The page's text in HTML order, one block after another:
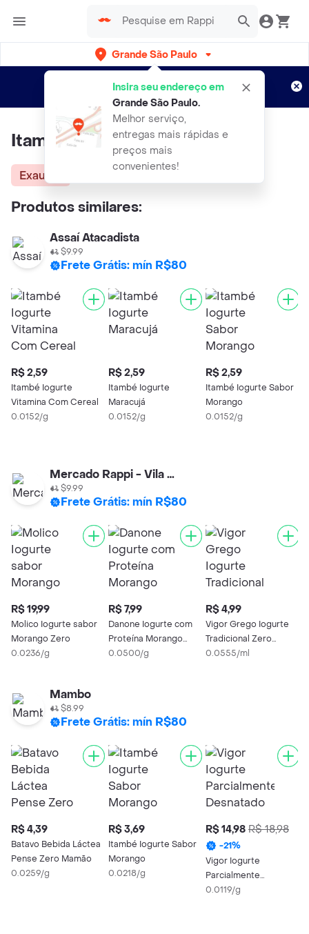
Grande São Paulo
Insira seu endereço em
Grande São Paulo.
Melhor serviço,
entregas mais rápidas e
preços mais
convenientes!
Entregas grátis por 15 dias!
Aplicam T&C
Itambé Iogurte Fit de Morango
Exausta
Produtos similares:
Assaí Atacadista
$9.99
Frete Grátis: mín R$80
R$ 2,59
Itambé Iogurte
Vitamina Com Cereal
0.0152/g
R$ 2,59
Itambé Iogurte
Maracujá
0.0152/g
R$ 2,59
Itambé Iogurte Sabor
Morango
0.0152/g
Mercado Rappi - Vila Olimpia
$9.99
Frete Grátis: mín R$80
R$ 19,99
Molico Iogurte sabor
Morango Zero
0.0236/g
R$ 7,99
Danone Iogurte com
Proteína Morango
160g
0.0500/g
R$ 4,99
Vigor Grego Iogurte
Tradicional Zero
Gorduras
0.0555/ml
Mambo
$8.99
Frete Grátis: mín R$80
R$ 4,39
Batavo Bebida Láctea
Pense Zero Mamão
0.0259/g
R$ 3,69
Itambé Iogurte Sabor
Morango
0.0218/g
R$ 14,98 R$ 18,98
-21%
Vigor Iogurte
Parcialmente
Desnatado Sabor
0.0119/g